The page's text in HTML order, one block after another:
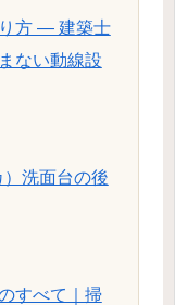
方 ― 建築士
ない動線設
）洗面台の後
すべて｜掃